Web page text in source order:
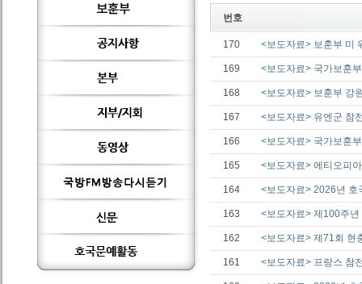
번호
170 <보도자료> 보훈부 미
169 <보도자료> 국가보훈
168 <보도자료> 보훈부 강
167 <보도자료> 유엔군 참
166 <보도자료> 국가보훈
165 <보도자료> 에티오피
164 <보도자료> 2026년
163 <보도자료> 제100주
162 <보도자료> 제71회 현
161 <보도자료> 프랑스 참